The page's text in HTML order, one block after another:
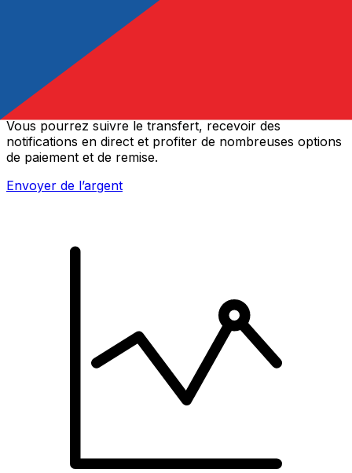
Transferts d'argent internationaux avec Xe
Envoyez de l'argent en ligne de façon sûre et rapide.
Vous pourrez suivre le transfert, recevoir des
notifications en direct et profiter de nombreuses options
de paiement et de remise.
Envoyer de l’argent